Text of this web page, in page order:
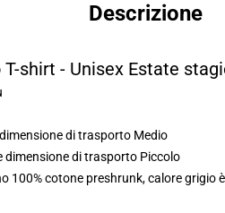
Descrizione
shirt - Unisex Estate
di trasporto Medio
dimensione di trasporto Piccolo
cotone preshrunk, calore grigio